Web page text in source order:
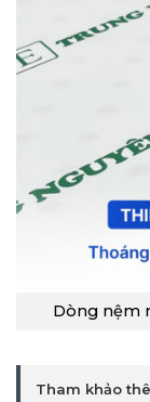
Dòng nệm
Tham khảo